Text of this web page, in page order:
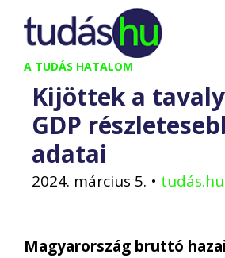
Kilépés
tartalomba
A TUDÁS HATALOM
Kijöttek a
GDP
adatai
2024. március 5. • tudás.hu
Magyarország bruttó